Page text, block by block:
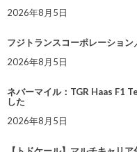
2026年8月5日
フジトランスコーポレーショ
2026年8月5日
ネバーマイル：TGR Haas F1
した
2026年8月5日